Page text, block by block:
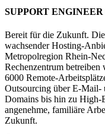
SUPPORT
Bereit für die Zukunft.
wachsender Hosting-
Metropolregion Rhein-
Rechenzentrum betreiben
6000 Remote-
Outsourcing über E-Mail-
Domains bis hin zu High-
angenehme, familiäre
Zukunft.